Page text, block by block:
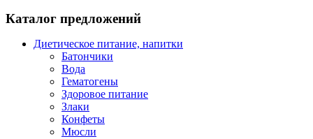
Каталог предложений
Диетическое питание, напитки
Батончики
Вода
Гематогены
Здоровое питание
Злаки
Конфеты
Мюсли